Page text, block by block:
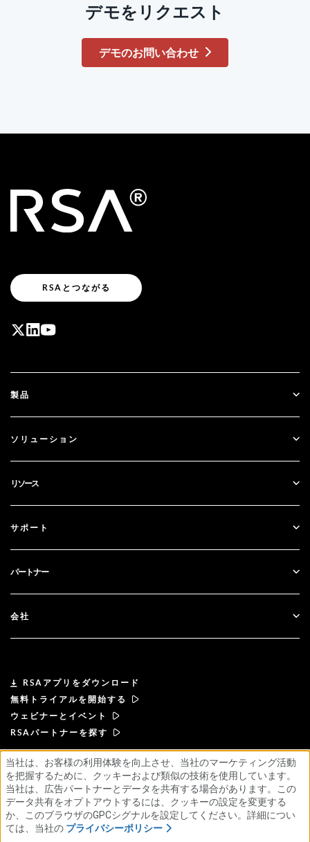
デモをリクエスト
デモのお問い合わせ
RSAとつながる
製品
SecurID
ソリューション
多要素認証
金融サービス
リソース
ブログ
ドキュメンテーション
サポート
カスタマー・サポート
パートナー
パートナーになる
会社
リーダーシップ
ニュース& プレス
リソース
採用情報
RSAアプリをダウンロード
無料トライアルを開始する
ウェビナーとイベント
RSAパートナーを探す
利用規約プライバシーポリシー標準契約書
サプライヤー・プリンシプル
倫理的なサプライチェーンに関する声明 ESG
当社は、お客様の利用体験を向上させ、当社のマーケティング活動
を把握するために、クッキーおよび類似の技術を使用しています。
当社は、広告パートナーとデータを共有する場合があります。この
データ共有をオプトアウトするには、クッキーの設定を変更する
か、このブラウザのGPCシグナルを設定してください。詳細につい
ては、当社の プライバシーポリシー